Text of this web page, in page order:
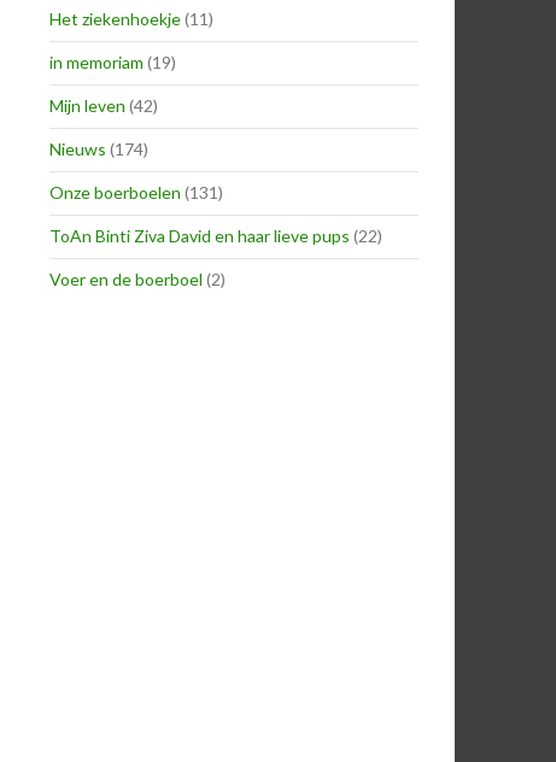
Het ziekenhoekje(11)
in memoriam (19)
Mijn leven (42)
Nieuws (174)
Onze boerboelen (131)
ToAn Binti Ziva David en haar lieve pups (22)
Voer en de boerboel (2)